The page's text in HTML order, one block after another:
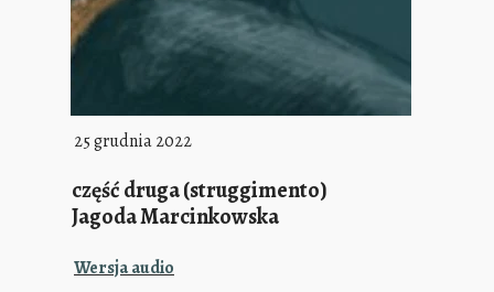
25 grudnia 2022
część druga (struggimento)
Jagoda Marcinkowska
Wersja audio